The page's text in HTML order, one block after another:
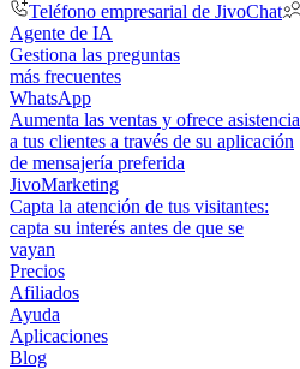
Teléfono empresarial de JivoChat
Agente de IA
Gestiona las preguntas
más frecuentes
WhatsApp
Aumenta las ventas y ofrece asistencia
a tus clientes a través de su aplicación
de mensajería preferida
JivoMarketing
Capta la atención de tus visitantes:
capta su interés antes de que se
vayan
Precios
Afiliados
Ayuda
Aplicaciones
Blog